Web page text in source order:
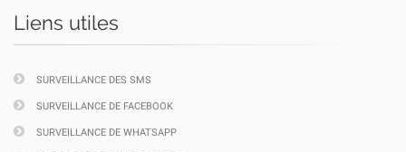
Liens utiles
SURVEILLANCE DES SMS
SURVEILLANCE DE FACEBOOK
SURVEILLANCE DE WHATSAPP